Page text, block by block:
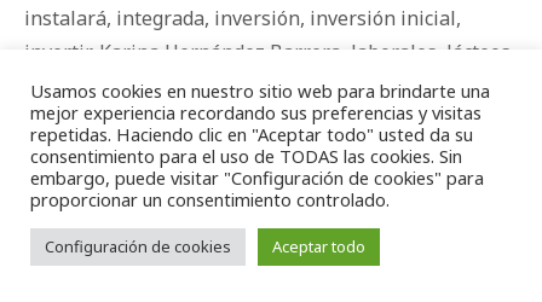
instalará, integrada, inversión, inversión inicial,
invertir, Karina Hernández Barrera laborales lácteos
letreros ,Licencia, limpieza,limpio ,local,logotipo,
lograrlo,lugar,mantener,marco legal,más dinero,
materia,material,mayor,mayoristas, medianas,
mejor,mejorar,membresía,mercados,mercancía,
microempresarios,minisuper,minisupers
Usamos cookies en nuestro sitio web para brindarte una
mejor experiencia recordando sus preferencias y visitas
repetidas. Haciendo clic en "Aceptar todo" usted da su
consentimiento para el uso de TODAS las cookies. Sin
embargo, puede visitar "Configuración de cookies" para
proporcionar un consentimiento controlado.
Configuración de cookies Aceptar todo